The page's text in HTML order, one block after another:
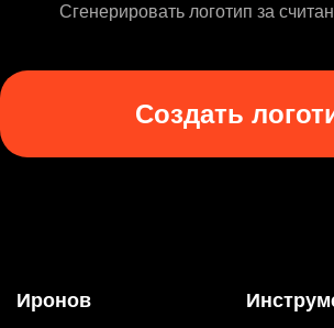
Сгенерировать логотип за
Создать
Иронов